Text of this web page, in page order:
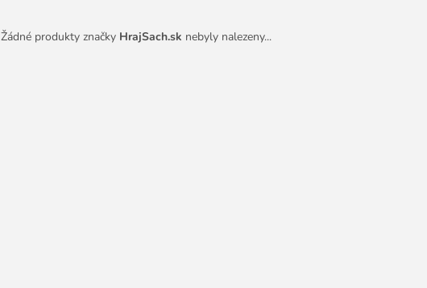
Žádné produkty značky HrajSach.sk nebyly nalezeny...